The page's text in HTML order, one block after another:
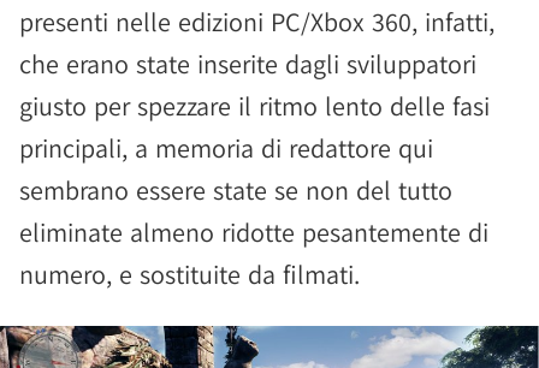
presenti nelle edizioni PC/Xbox 360, infatti,
che erano state inserite dagli sviluppatori
giusto per spezzare il ritmo lento delle fasi
principali, a memoria di redattore qui
sembrano essere state se non del tutto
eliminate almeno ridotte pesantemente di
numero, e sostituite da filmati.